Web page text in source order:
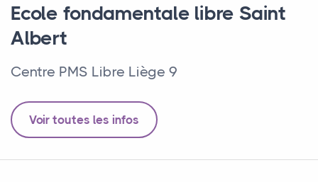
Ecole fondamentale libre Saint
Albert
Centre PMS Libre Liège 9
Voir toutes les infos